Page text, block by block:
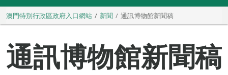
澳門特別行政區政府入口網站 新聞 通訊博物館新聞稿
通訊博物館新聞稿